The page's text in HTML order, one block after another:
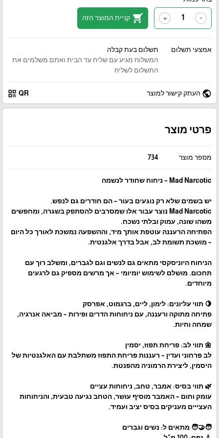
-
+
shopping_cart קניית המוצר הזה
אמצעי תשלום
תשלום בעת קבלה
המשלוח מגיע עם שליח עד הבית ואתם משלמים את
התשלום לשליח
public העתק קישור למוצר QR
qr_code
פרטי מוצר
מספר מוצר 734
Mad Narcotic – ניחוח שחודר לנשמה
יש בשמים שלא רק נוגעים בעור – הם חודרים גם לנפש.
Mad Narcotic נוצר עבור אלו שמסרבים להסתפק בשגרה, ומחפשים
משהו שונה, עמוק ובלתי נשכח.
הפתיחה הרעננה עוטפת אותך מיד, וההשפעה נמשכת לאורך כל היום
– מושכת תשומת לב, אבל בדרך אלגנטית.
הניחוח היוניסקסי מתאים גם לנשים וגם לגברים, ומשלב רוך עם
תחכום. מושלם לשימוש יומיומי – אך מרשים מספיק גם לרגעים
מיוחדים.
🍋 תווי עליונים: לימון, ליים, ברגמוט, אפרסק
פתיחה מתוקה ורעננה, עם ניחוחות הדרים ופירות – מביאה אנרגיה,
שמחה וחיות.
🌼 תווי לב: פריחת תפוז, יסמין
לב פרחוני ועדין – רעננות פריחת התפוז משתלבת עם האלגנטיות של
היסמין, ליצירת הרמוניה מהפנטת.
🌿 תווי בסיס: אמבר, טחב, ניחוחות עציים
עומק וחום – האמבר מוסיף עושר, הטחב נגיעה טבעית, והניחוחות
העצייים מעניקים בסיס יציב ועמיד.
🧑‍🤝‍🧑 מתאים ל: נשים וגברים